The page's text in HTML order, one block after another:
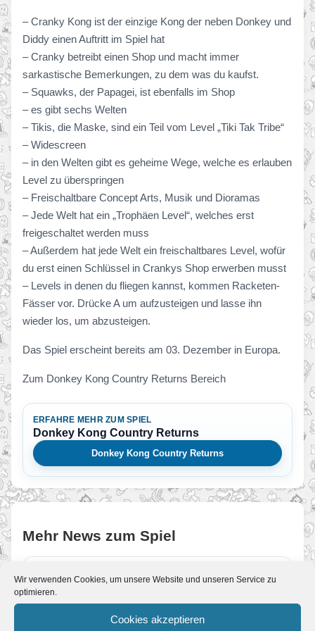
Wir verwenden Cookies, um unsere Website und unseren Service zu
optimieren.
Cookies akzeptieren
– Cranky Kong ist der einzige Kong der neben Donkey und
Diddy einen Auftritt im Spiel hat
– Cranky betreibt einen Shop und macht immer
sarkastische Bemerkungen, zu dem was du kaufst.
– Squawks, der Papagei, ist ebenfalls im Shop
– es gibt sechs Welten
– Tikis, die Maske, sind ein Teil vom Level „Tiki Tak Tribe“
– Widescreen
– in den Welten gibt es geheime Wege, welche es erlauben
Level zu überspringen
– Freischaltbare Concept Arts, Musik und Dioramas
– Jede Welt hat ein „Trophäen Level“, welches erst
freigeschaltet werden muss
– Außerdem hat jede Welt ein freischaltbares Level, wofür
du erst einen Schlüssel in Crankys Shop erwerben musst
– Levels in denen du fliegen kannst, kommen Racketen-
Fässer vor. Drücke A um aufzusteigen und lasse ihn
wieder los, um abzusteigen.
Das Spiel erscheint bereits am 03. Dezember in Europa.
Zum Donkey Kong Country Returns Bereich
ERFAHRE MEHR ZUM SPIEL
Donkey Kong Country Returns
Donkey Kong Country Returns
Mehr News zum Spiel
Update der Woche
melden uns zurück mit einem neuen